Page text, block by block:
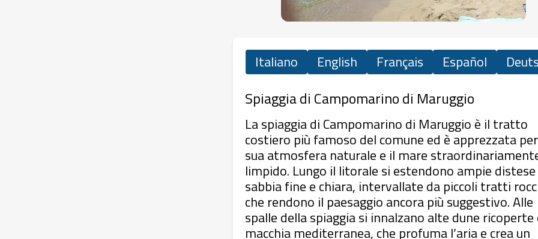
Italiano English Français Español
Spiaggia di Campomarino di Maruggio
La spiaggia di Campomarino di Maruggio è il tratto
costiero più famoso del comune ed è apprezzata
sua atmosfera naturale e il mare
limpido. Lungo il litorale si estendono ampie
sabbia fine e chiara, intervallate da piccoli tratti
che rendono il paesaggio ancora più suggestivo. Alle
spalle della spiaggia si innalzano alte dune ricoperte
macchia mediterranea, che profuma l’aria e crea un